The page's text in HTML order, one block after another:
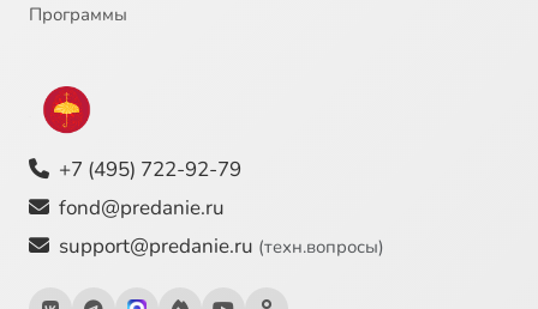
Программы
+7 (495) 722-92-79
fond@predanie.ru
support@predanie.ru (техн.вопросы)